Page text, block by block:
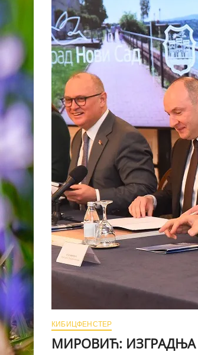
КИБИЦФЕНСТЕР
МИРОВИЋ: ИЗГРАДЊА